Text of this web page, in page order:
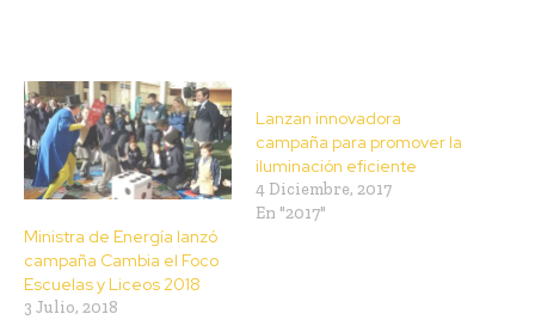
Ministra de Energía lanzó
campaña Cambia el Foco
Escuelas y Liceos 2018
3 Julio, 2018
Lanzan innovadora
campaña para promover la
iluminación eficiente
4 Diciembre, 2017
En "2017"